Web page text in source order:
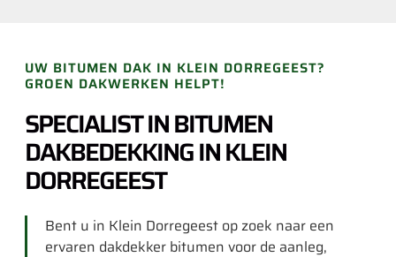
UW BITUMEN DAK IN KLEIN DORREGEEST?
GROEN DAKWERKEN HELPT!
SPECIALIST IN BITUMEN
DAKBEDEKKING IN KLEIN
DORREGEEST
Bent u in Klein Dorregeest op zoek naar een
ervaren dakdekker bitumen voor de aanleg,